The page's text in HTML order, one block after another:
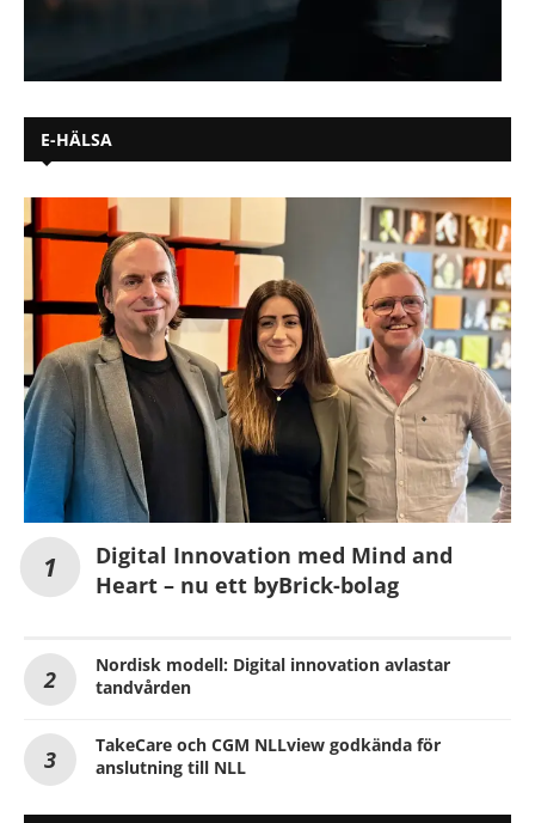
E-HÄLSA
Digital Innovation med Mind and
Heart – nu ett byBrick-bolag
Nordisk modell: Digital innovation avlastar
tandvården
TakeCare och CGM NLLview godkända för
anslutning till NLL